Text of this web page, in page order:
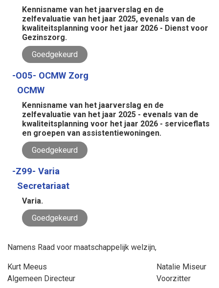
Kennisname van het jaarverslag en de
zelfevaluatie van het jaar 2025, evenals van de
kwaliteitsplanning voor het jaar 2026 - Dienst voor
Gezinszorg.
Goedgekeurd
-O05- OCMW Zorg
OCMW
Kennisname van het jaarverslag en de
zelfevaluatie van het jaar 2025 - evenals van de
kwaliteitsplanning voor het jaar 2026 - serviceflats
en groepen van assistentiewoningen.
Goedgekeurd
-Z99- Varia
Secretariaat
Varia.
Goedgekeurd
Namens Raad voor maatschappelijk welzijn,
Kurt Meeus
Algemeen Directeur
Natalie Miseur
Voorzitter